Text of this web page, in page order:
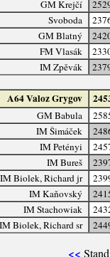
GM Krejčí
Svoboda
GM Blatný
FM Vlasák
IM Zpěvák
A64 Valoz Grygov
GM Babula
IM Šimáček
IM Petényi
IM Bureš
IM Biolek, Richard jr
IM Kaňovský
IM Stachowiak
IM Biolek, Richard sr
<<